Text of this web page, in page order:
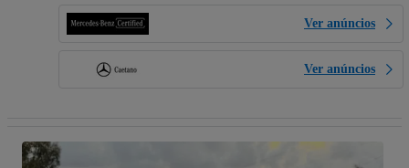
Ver anúncios
Ver anúncios